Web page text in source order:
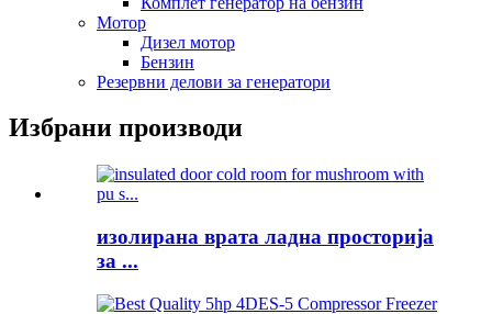
Мотор
Дизел мотор
Бензин
Резервни делови за генератори
Избрани производи
изолирана врата ладна просторија
за ...